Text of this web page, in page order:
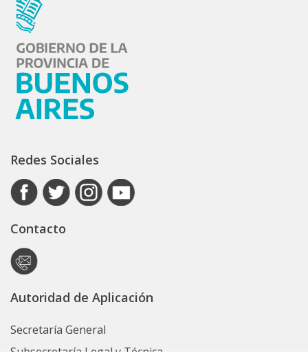
Redes Sociales
Contacto
Autoridad de Aplicación
Secretaría General
Subsecretaría Legal y Técnica